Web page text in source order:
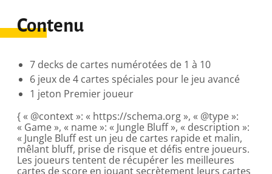
Contenu
7 decks de cartes numérotées de 1 à 10
6 jeux de 4 cartes spéciales pour le jeu avancé
1 jeton Premier joueur
{ « @context »: « https://schema.org », « @type »:
« Game », « name »: « Jungle Bluff », « description »:
« Jungle Bluff est un jeu de cartes rapide et malin,
mêlant bluff, prise de risque et défis entre joueurs.
Les joueurs tentent de récupérer les meilleures
cartes de score en jouant secrètement leurs cartes